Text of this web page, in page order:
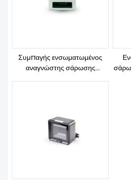
ΣΧΕΤΙΚΆ ΜΕ ΕΜΆΣ
Συμπαγής ενσωματωμένος
αναγνώστης σάρωσης